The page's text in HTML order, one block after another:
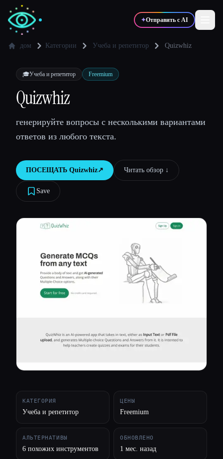
✦Отправить с AI
✍️Писатели
💻
🎓Студенты
Блог
Сравнить инструменты
дом Категории Учеба и репетитор Quizwhiz
🎓Учеба и репетитор Freemium
Quizwhiz
генерируйте вопросы с несколькими вариантами
ответов из любого текста.
ПОСЕЩАТЬ Quizwhiz↗︎ Читать обзор ↓︎
Save
КАТЕГОРИЯ
Учеба и репетитор
ЦЕНЫ
Freemium
АЛЬТЕРНАТИВЫ
6 похожих инструментов
ОБНОВЛЕНО
1 мес. назад